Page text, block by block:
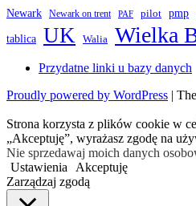
Newark Newark on trent PAF pilot pmp
tablica UK Walia Wielka
Przydatne linki u bazy danych
Proudly powered by WordPress |
Strona korzysta z plików cookie w
„Akceptuję”, wyrażasz zgodę na
Nie sprzedawaj moich danych
Ustawienia
Akceptuję
Zarządzaj zgodą